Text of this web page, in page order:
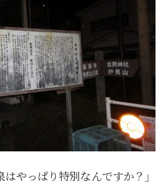
やっぱり特別なんですか？」